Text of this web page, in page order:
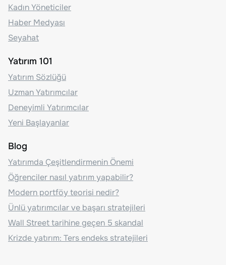
Kadın Yöneticiler
Haber Medyası
Seyahat
Yatırım 101
Yatırım Sözlüğü
Uzman Yatırımcılar
Deneyimli Yatırımcılar
Yeni Başlayanlar
Blog
Yatırımda Çeşitlendirmenin Önemi
Öğrenciler nasıl yatırım yapabilir?
Modern portföy teorisi nedir?
Ünlü yatırımcılar ve başarı stratejileri
Wall Street tarihine geçen 5 skandal
Krizde yatırım: Ters endeks stratejileri